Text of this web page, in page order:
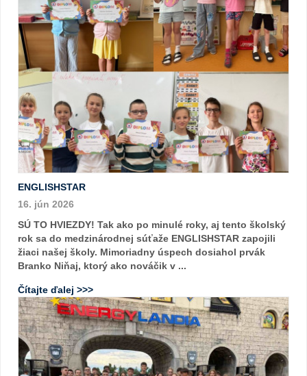
ENGLISHSTAR
16. jún 2026
SÚ TO HVIEZDY! Tak ako po minulé roky, aj tento školský
rok sa do medzinárodnej súťaže ENGLISHSTAR zapojili
žiaci našej školy. Mimoriadny úspech dosiahol prvák
Branko Niňaj, ktorý ako nováčik v ...
Čítajte ďalej >>>